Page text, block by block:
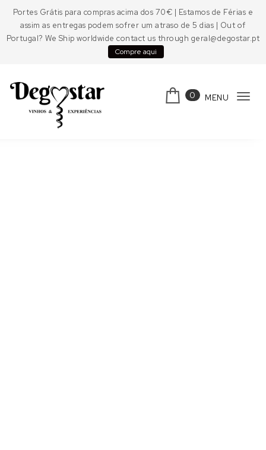
Portes Grátis para compras acima dos 70€ | Estamos de Férias e
assim as entregas podem sofrer um atraso de 5 dias | Out of
Portugal? We Ship worldwide contact us through geral@degostar.pt
Compre aqui
0 MENU